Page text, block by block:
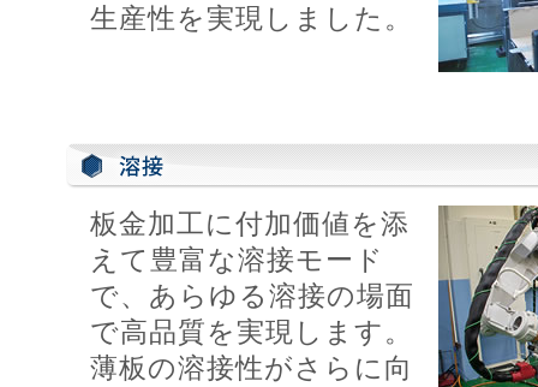
生産性を実現しました。
板金加工に付加価値を添
えて豊富な溶接モード
で、あらゆる溶接の場面
で高品質を実現します。
薄板の溶接性がさらに向